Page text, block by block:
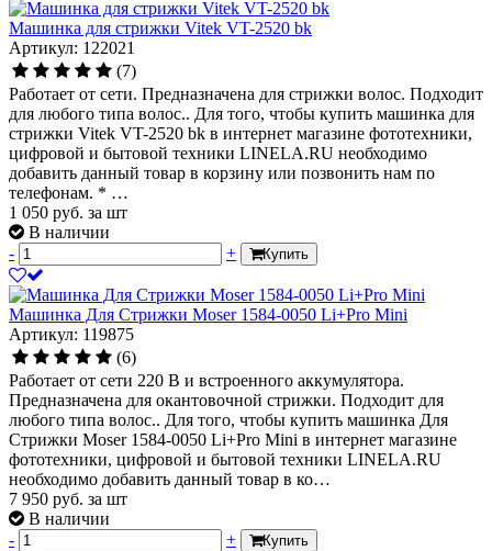
Машинка для стрижки Vitek VT-2520 bk
Артикул: 122021
(7)
Работает от сети. Предназначена для стрижки волос. Подходит
для любого типа волос.. Для того, чтобы купить машинка для
стрижки Vitek VT-2520 bk в интернет магазине фототехники,
цифровой и бытовой техники LINELA.RU необходимо
добавить данный товар в корзину или позвонить нам по
телефонам. * …
1 050 руб. за шт
В наличии
-
+ Купить
Машинка Для Стрижки Moser 1584-0050 Li+Pro Mini
Артикул: 119875
(6)
Работает от сети 220 В и встроенного аккумулятора.
Предназначена для окантовочной стрижки. Подходит для
любого типа волос.. Для того, чтобы купить машинка Для
Стрижки Moser 1584-0050 Li+Pro Mini в интернет магазине
фототехники, цифровой и бытовой техники LINELA.RU
необходимо добавить данный товар в ко…
7 950 руб. за шт
В наличии
-
+ Купить